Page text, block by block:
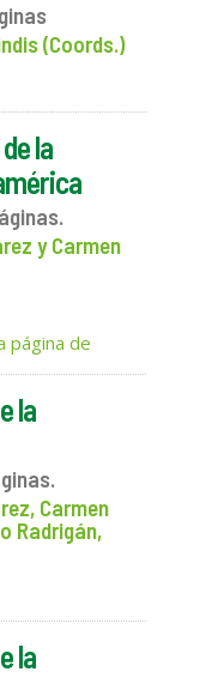
(Coords.)
la
y Carmen
página de
la
Carmen
Radrigán,
la